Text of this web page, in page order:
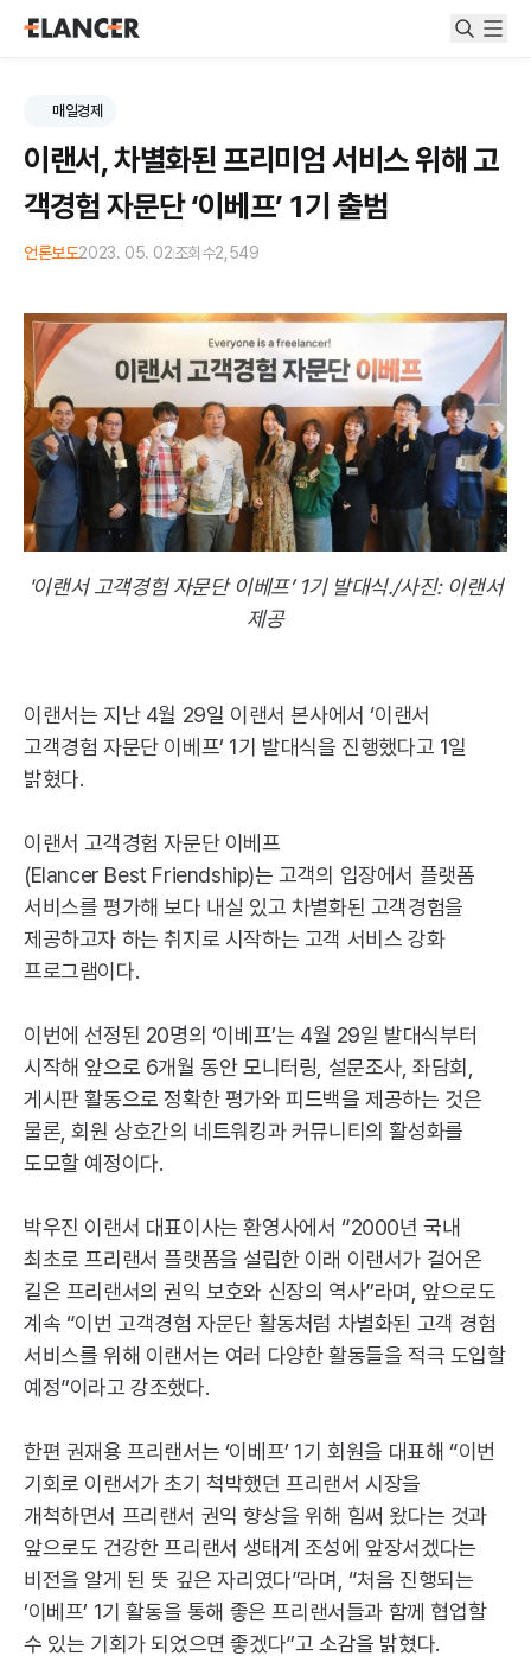
매일경제
이랜서, 차별화된 프리미엄 서비스 위해 고
객경험 자문단 ‘이베프’ 1기 출범
언론보도2023. 05. 02조회수2,549
'이랜서 고객경험 자문단 이베프’ 1기 발대식./사진: 이랜서
제공
이랜서는 지난 4월 29일 이랜서 본사에서 ‘이랜서
고객경험 자문단 이베프’ 1기 발대식을 진행했다고 1일
밝혔다.
이랜서 고객경험 자문단 이베프
(Elancer Best Friendship)는 고객의 입장에서 플랫폼
서비스를 평가해 보다 내실 있고 차별화된 고객경험을
제공하고자 하는 취지로 시작하는 고객 서비스 강화
프로그램이다.
이번에 선정된 20명의 ‘이베프’는 4월 29일 발대식부터
시작해 앞으로 6개월 동안 모니터링, 설문조사, 좌담회,
게시판 활동으로 정확한 평가와 피드백을 제공하는 것은
물론, 회원 상호간의 네트워킹과 커뮤니티의 활성화를
도모할 예정이다.
박우진 이랜서 대표이사는 환영사에서 “2000년 국내
최초로 프리랜서 플랫폼을 설립한 이래 이랜서가 걸어온
길은 프리랜서의 권익 보호와 신장의 역사”라며, 앞으로도
계속 “이번 고객경험 자문단 활동처럼 차별화된 고객 경험
서비스를 위해 이랜서는 여러 다양한 활동들을 적극 도입할
예정”이라고 강조했다.
한편 권재용 프리랜서는 ‘이베프’ 1기 회원을 대표해 “이번
기회로 이랜서가 초기 척박했던 프리랜서 시장을
개척하면서 프리랜서 권익 향상을 위해 힘써 왔다는 것과
앞으로도 건강한 프리랜서 생태계 조성에 앞장서겠다는
비전을 알게 된 뜻 깊은 자리였다”라며, “처음 진행되는
’이베프’ 1기 활동을 통해 좋은 프리랜서들과 함께 협업할
수 있는 기회가 되었으면 좋겠다”고 소감을 밝혔다.